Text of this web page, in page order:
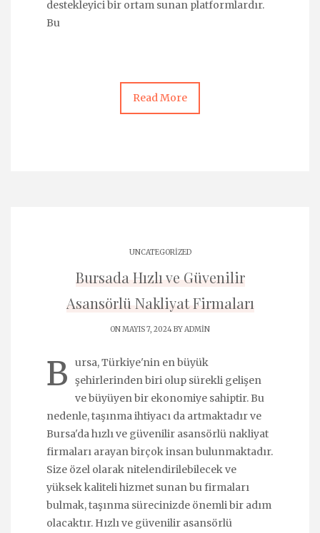
destekleyici bir ortam sunan platformlardır.
Bu
Read More
UNCATEGORIZED
Bursada Hızlı ve Güvenilir
Asansörlü Nakliyat Firmaları
ON MAYIS 7, 2024 BYADMIN
B
ursa, Türkiye'nin en büyük
şehirlerinden biri olup sürekli gelişen
ve büyüyen bir ekonomiye sahiptir. Bu
nedenle, taşınma ihtiyacı da artmaktadır ve
Bursa'da hızlı ve güvenilir asansörlü nakliyat
firmaları arayan birçok insan bulunmaktadır.
Size özel olarak nitelendirilebilecek ve
yüksek kaliteli hizmet sunan bu firmaları
bulmak, taşınma sürecinizde önemli bir adım
olacaktır. Hızlı ve güvenilir asansörlü